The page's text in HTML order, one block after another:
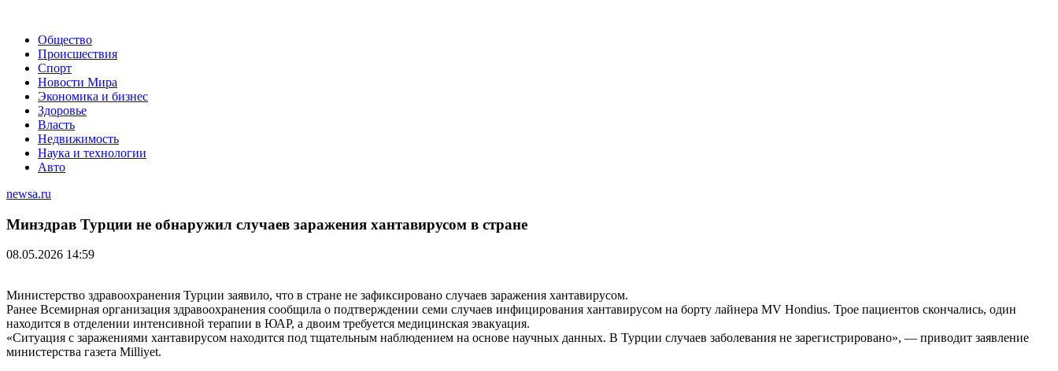
Общество
Происшествия
Спорт
Новости Мира
Экономика и бизнес
Здоровье
Власть
Недвижимость
Наука и технологии
Авто
newsa.ru
Минздрав Турции не обнаружил случаев заражения хантавирусом в стране
08.05.2026 14:59
Министерство здравоохранения Турции заявило, что в стране не зафиксировано случаев заражения хантавирусом.
Ранее Всемирная организация здравоохранения сообщила о подтверждении семи случаев инфицирования хантавирусом на борту лайнера MV Hondius. Трое пациентов скончались, один
находится в отделении интенсивной терапии в ЮАР, а двоим требуется медицинская эвакуация.
«Ситуация с заражениями хантавирусом находится под тщательным наблюдением на основе научных данных. В Турции случаев заболевания не зарегистрировано», — приводит заявление
министерства газета Milliyet.